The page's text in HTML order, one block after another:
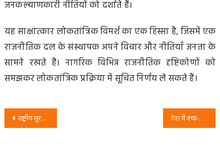
जनकल्याणकारी नीतियों को दर्शाते हैं।
यह साक्षात्कार लोकतांत्रिक विमर्श का एक हिस्सा है, जिसमें एक
राजनीतिक दल के संस्थापक अपने विचार और नीतियाँ जनता के
सामने रखते हैं। नागरिक विभिन्न राजनीतिक दृष्टिकोणों को
समझकर लोकतांत्रिक प्रक्रिया में सूचित निर्णय ले सकते हैं।
Post
राष्ट्रीय सुरक्षा पार्टी का शिक्षा संकल्प: हर बच्चे का अधिकार, उज्ज्वल भविष्य और शिक्षित बिहार देश में क्या-क्या गायब है? राष्ट्रीय सुरक्षा पार्टी (RSP) का राजनीतिक जनजागरूकता पोस्टर